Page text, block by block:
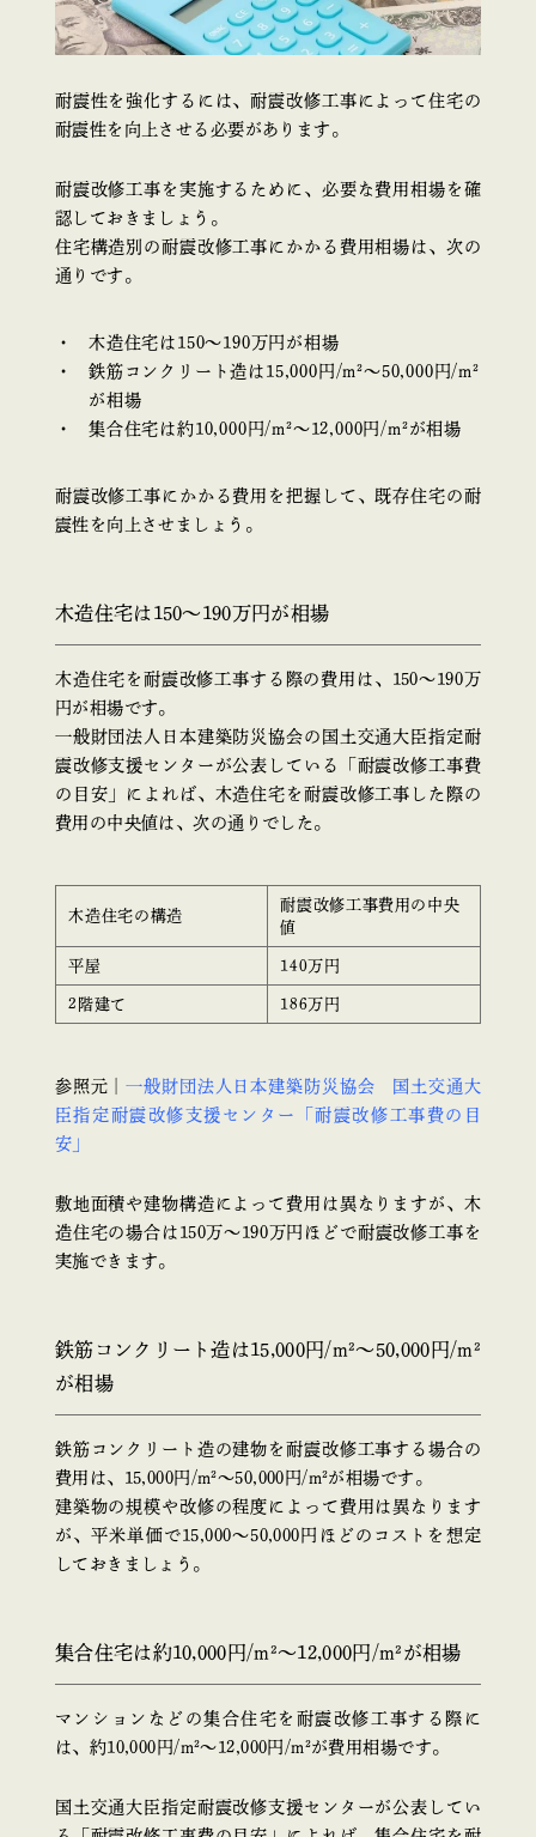
耐震性を強化するには、耐震改修工事によって住宅の
耐震性を向上させる必要があります。
耐震改修工事を実施するために、必要な費用相場を確
認しておきましょう。
住宅構造別の耐震改修工事にかかる費用相場は、次の
通りです。
木造住宅は150〜190万円が相場
鉄筋コンクリート造は15,000円/m²～50,000円/m²
が相場
集合住宅は約10,000円/m²～12,000円/m²が相場
耐震改修工事にかかる費用を把握して、既存住宅の耐
震性を向上させましょう。
木造住宅は150〜190万円が相場
木造住宅を耐震改修工事する際の費用は、150〜190万
円が相場です。
一般財団法人日本建築防災協会の国土交通大臣指定耐
震改修支援センターが公表している「耐震改修工事費
の目安」によれば、木造住宅を耐震改修工事した際の
費用の中央値は、次の通りでした。
木造住宅の構造
耐震改修工事費用の中央
値
平屋 140万円
2階建て 186万円
参照元｜一般財団法人日本建築防災協会 国土交通大
臣指定耐震改修支援センター「耐震改修工事費の目
安」
敷地面積や建物構造によって費用は異なりますが、木
造住宅の場合は150万〜190万円ほどで耐震改修工事を
実施できます。
鉄筋コンクリート造は15,000円/m²～50,000円/m²
が相場
鉄筋コンクリート造の建物を耐震改修工事する場合の
費用は、15,000円/m²〜50,000円/m²が相場です。
建築物の規模や改修の程度によって費用は異なります
が、平米単価で15,000〜50,000円ほどのコストを想定
しておきましょう。
集合住宅は約10,000円/m²～12,000円/m²が相場
マンションなどの集合住宅を耐震改修工事する際に
は、約10,000円/m²～12,000円/m²が費用相場です。
国土交通大臣指定耐震改修支援センターが公表してい